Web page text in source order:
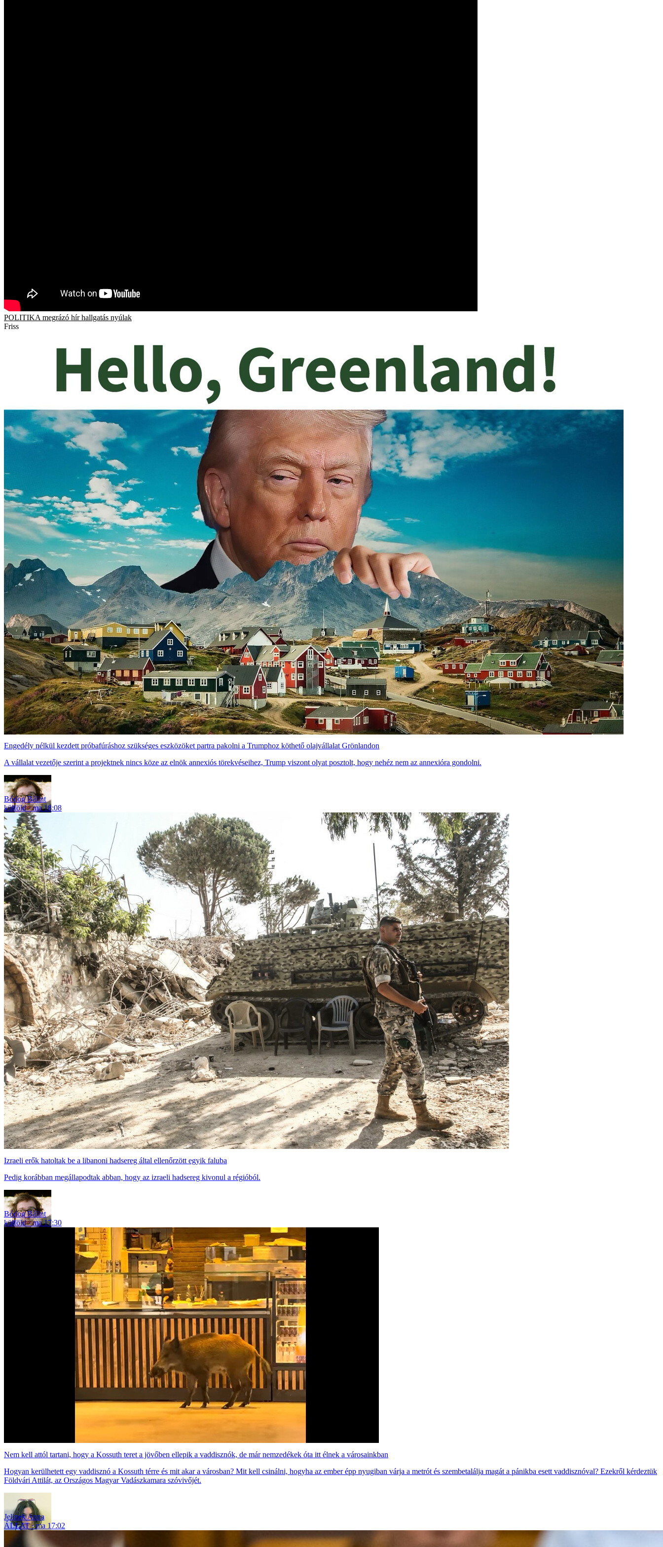
POLITIKA megrázó hír hallgatás nyúlak
Friss
Engedély nélkül kezdett próbafúráshoz szükséges eszközöket partra pakolni a Trumphoz köthető olajvállalat Grönlandon
A vállalat vezetője szerint a projektnek nincs köze az elnök annexiós törekvéseihez, Trump viszont olyat posztolt, hogy nehéz nem az annexióra gondolni.
Bódog Bálint
külföld
ma 18:08
Izraeli erők hatoltak be a libanoni hadsereg által ellenőrzött egyik faluba
Pedig korábban megállapodtak abban, hogy az izraeli hadsereg kivonul a régióból.
Bódog Bálint
külföld
ma 17:30
Nem kell attól tartani, hogy a Kossuth teret a jövőben ellepik a vaddisznók, de már nemzedékek óta itt élnek a városainkban
Hogyan kerülhetett egy vaddisznó a Kossuth térre és mit akar a városban? Mit kell csinálni, hogyha az ember épp nyugiban várja a metrót és szembetalálja magát a pánikba esett vaddisznóval? Ezekről kérdeztük
Földvári Attilát, az Országos Magyar Vadászkamara szóvivőjét.
Jelinek Anna
ÁLLAT
ma 17:02